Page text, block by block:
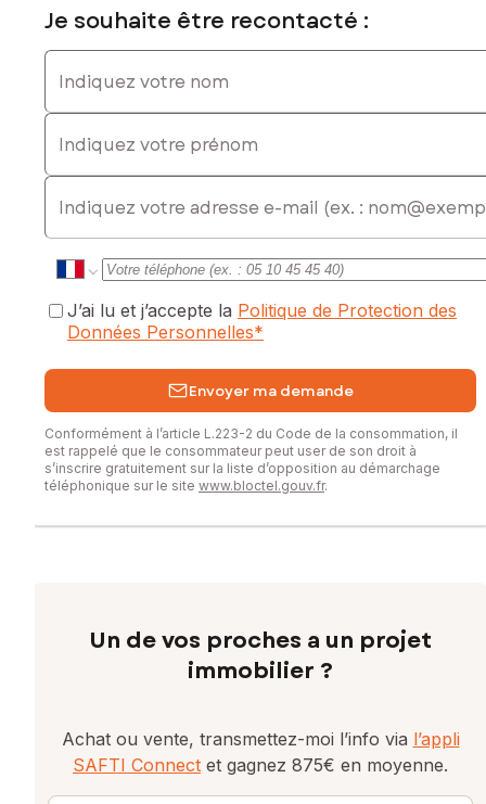
Je souhaite être recontacté :
Indiquez votre nom
Indiquez votre prénom
E-mail
J’ai lu et j’accepte la Politique de Protection des
Données Personnelles*
Envoyer ma demande
Conformément à l’article L.223-2 du Code de la consommation, il
est rappelé que le consommateur peut user de son droit à
s’inscrire gratuitement sur la liste d’opposition au démarchage
téléphonique sur le site www.bloctel.gouv.fr.
Un de vos proches a un projet
immobilier ?
Achat ou vente, transmettez-moi l’info via l’appli
SAFTI Connect et gagnez 875€ en moyenne.